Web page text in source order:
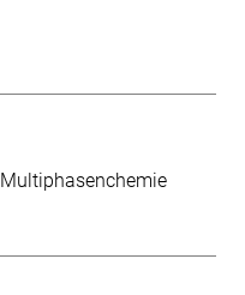
Multiphasenchemie